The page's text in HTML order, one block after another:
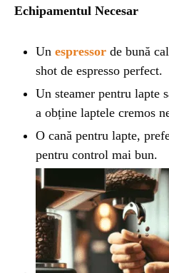
Echipamentul Necesar
Un espressor de bună
shot de espresso perfect.
Un steamer pentru lapte
a obține laptele cremos
O cană pentru lapte,
pentru control mai bun.